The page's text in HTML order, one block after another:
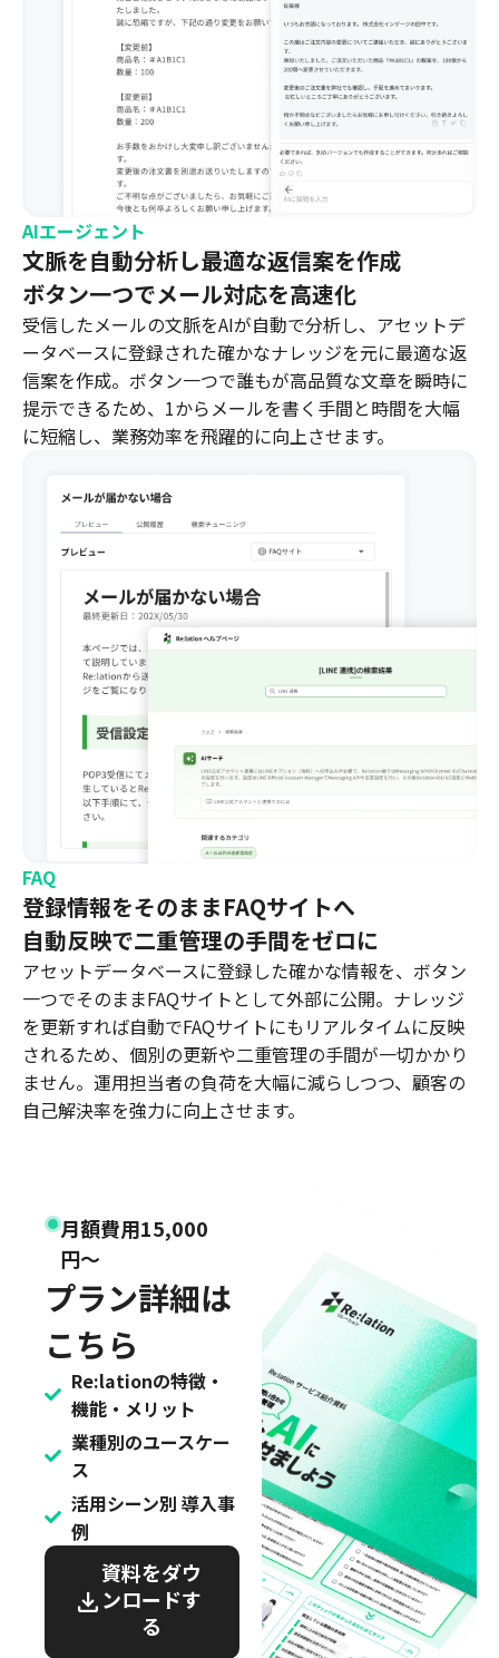
AIエージェント
文脈を自動分析し最適な返信案を作成
ボタン一つでメール対応を高速化
受信したメールの文脈をAIが自動で分析し、アセットデ
ータベースに登録された確かなナレッジを元に最適な返
信案を作成。ボタン一つで誰もが高品質な文章を瞬時に
提示できるため、1からメールを書く手間と時間を大幅
に短縮し、業務効率を飛躍的に向上させます。
FAQ
登録情報をそのままFAQサイトへ
自動反映で二重管理の手間をゼロに
アセットデータベースに登録した確かな情報を、ボタン
一つでそのままFAQサイトとして外部に公開。ナレッジ
を更新すれば自動でFAQサイトにもリアルタイムに反映
されるため、個別の更新や二重管理の手間が一切かかり
ません。運用担当者の負荷を大幅に減らしつつ、顧客の
自己解決率を強力に向上させます。
月額費用15,000
円〜
プラン詳細は
こちら
Re:lationの特徴・
機能・メリット
業種別のユースケー
ス
活用シーン別 導入事
例
資料をダウ
ンロードす
る